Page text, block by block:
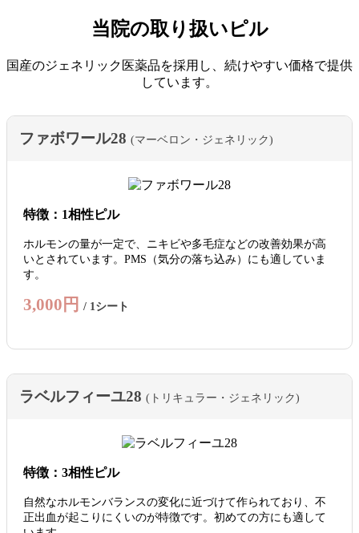
当院の取り扱いピル
国産のジェネリック医薬品を採用し、続けやすい価格で提供
しています。
ファボワール28 (マーベロン・ジェネリック)
特徴：1相性ピル
ホルモンの量が一定で、ニキビや多毛症などの改善効果が高
いとされています。PMS（気分の落ち込み）にも適していま
す。
3,000円 / 1シート
ラベルフィーユ28 (トリキュラー・ジェネリック)
特徴：3相性ピル
自然なホルモンバランスの変化に近づけて作られており、不
正出血が起こりにくいのが特徴です。初めての方にも適して